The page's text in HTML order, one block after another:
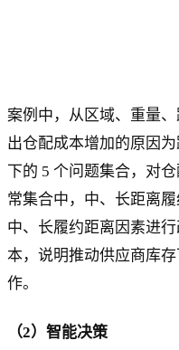
案例中，从区域、重量
出仓配成本增加的原因
下的 5 个问题集合，对
常集合中，中、长距离
中、长履约距离因素进
本，说明推动供应商库
作。
（2）智能决策